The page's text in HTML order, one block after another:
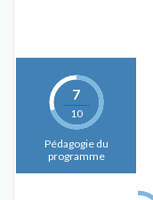
7
10
Pédagogie du
programme